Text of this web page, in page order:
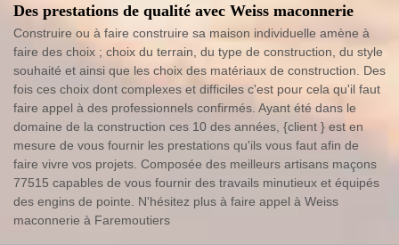
Des prestations de qualité avec Weiss maconnerie
Construire ou à faire construire sa maison individuelle amène à
faire des choix ; choix du terrain, du type de construction, du style
souhaité et ainsi que les choix des matériaux de construction. Des
fois ces choix dont complexes et difficiles c'est pour cela qu'il faut
faire appel à des professionnels confirmés. Ayant été dans le
domaine de la construction ces 10 des années, {client } est en
mesure de vous fournir les prestations qu'ils vous faut afin de
faire vivre vos projets. Composée des meilleurs artisans maçons
77515 capables de vous fournir des travails minutieux et équipés
des engins de pointe. N'hésitez plus à faire appel à Weiss
maconnerie à Faremoutiers